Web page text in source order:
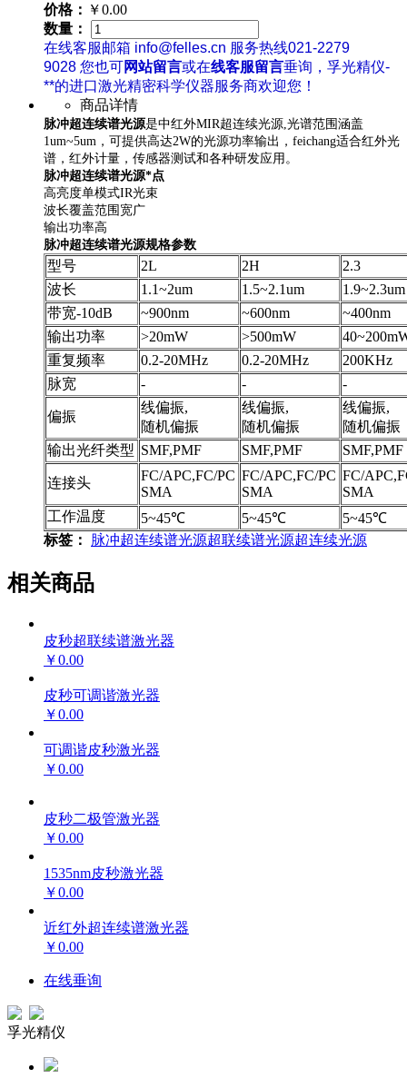
价格： ￥0.00
数量：
在线客服邮箱 info@felles.cn 服务热线021-2279
9028 您也可网站留言或在线客服留言垂询，孚光精仪-
**的进口激光精密科学仪器服务商欢迎您！
商品详情
脉冲超连续谱光源是中红外MIR超连续光源,光谱范围涵盖
1um~5um，可提供高达2W的光源功率输出，feichang适合红外光
谱，红外计量，传感器测试和各种研发应用。
脉冲超连续谱光源*点
高亮度单模式IR光束
波长覆盖范围宽广
输出功率高
脉冲超连续谱光源规格参数
型号 2L 2H
2.3
波长
1.1~2um 1.5~2.1um
带宽-10dB
~900nm ~600nm
~400nm
输出功率
>20mW >500mW
重复频率
0.2-20MHz 0.2-20MHz
200KHz
脉宽
- - -
偏振
线偏振,
随机偏振
线偏振,
随机偏振
线偏振,
随机偏振
输出光纤类型 SMF,PMF SMF,PMF SMF,PMF
连接头
FC/APC,FC/PC
SMA
FC/APC,FC/PC
SMA
FC/
​​​​​​​SMA
工作温度
5~45℃ 5~45℃
5~45℃
标签：
脉冲超连续谱光源超联续谱光源超连续光源
相关商品
皮秒超联续谱激光器
￥0.00
皮秒可调谐激光器
￥0.00
可调谐皮秒激光器
￥0.00
皮秒二极管激光器
￥0.00
1535nm皮秒激光器
￥0.00
近红外超连续谱激光器
￥0.00
在线垂询
孚光精仪